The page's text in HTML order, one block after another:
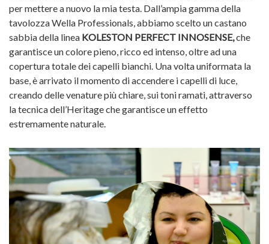
per mettere a nuovo la mia testa. Dall’ampia gamma della
tavolozza Wella Professionals, abbiamo scelto un castano
sabbia della linea KOLESTON PERFECT INNOSENSE,che
garantisce un colore pieno, ricco ed intenso, oltre ad una
copertura totale dei capelli bianchi. Una volta uniformata la
base, è arrivato il momento di accendere i capelli di luce,
creando delle venature più chiare, sui toni ramati, attraverso
la tecnica dell’Heritage che garantisce un effetto
estremamente naturale.